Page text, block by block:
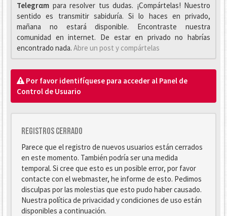
Telegrαm para resolver tus dudas. ¡Compártelas! Nuestro
sentido es transmitir sabiduría. Si lo haces en privado,
mañana no estará disponible. Encontraste nuestra
comunidad en internet. De estar en privado no habrías
encontrado nada. Abre un post y compártelas
Por favor identifíquese para acceder al Panel de
Control de Usuario
Registros cerrado
Parece que el registro de nuevos usuarios están cerrados
en este momento. También podría ser una medida
temporal. Si cree que esto es un posible error, por favor
contacte con el webmaster, he informe de esto. Pedimos
disculpas por las molestias que esto pudo haber causado.
Nuestra política de privacidad y condiciones de uso están
disponibles a continuación.